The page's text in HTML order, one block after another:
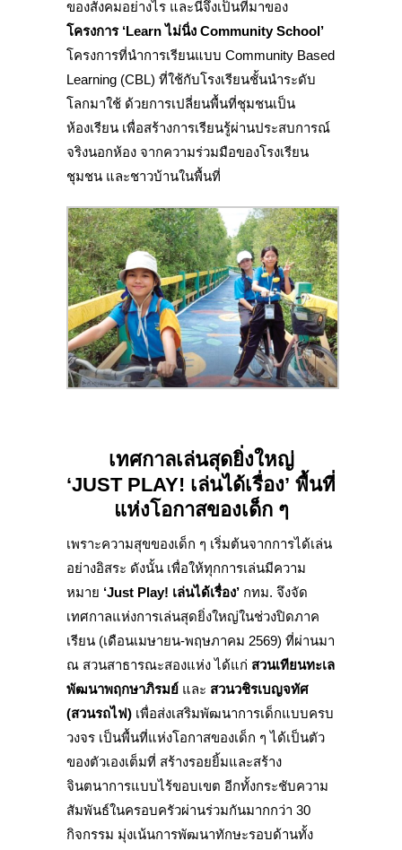
ของสังคมอย่างไร และนี่จึงเป็นที่มาของ
โครงการ ‘Learn ไม่นิ่ง Community School’
โครงการที่นำการเรียนแบบ Community Based
Learning (CBL) ที่ใช้กับโรงเรียนชั้นนำระดับ
โลกมาใช้ ด้วยการเปลี่ยนพื้นที่ชุมชนเป็น
ห้องเรียน เพื่อสร้างการเรียนรู้ผ่านประสบการณ์
จริงนอกห้อง จากความร่วมมือของโรงเรียน
ชุมชน และชาวบ้านในพื้นที่
เทศกาลเล่นสุดยิ่งใหญ่
‘JUST PLAY! เล่นได้เรื่อง’ พื้นที่
แห่งโอกาสของเด็ก ๆ
เพราะความสุขของเด็ก ๆ เริ่มต้นจากการได้เล่น
อย่างอิสระ ดังนั้น เพื่อให้ทุกการเล่นมีความ
หมาย ‘Just Play! เล่นได้เรื่อง’ กทม. จึงจัด
เทศกาลแห่งการเล่นสุดยิ่งใหญ่ในช่วงปิดภาค
เรียน (เดือนเมษายน-พฤษภาคม 2569) ที่ผ่านมา
ณ สวนสาธารณะสองแห่ง ได้แก่ สวนเทียนทะเล
พัฒนาพฤกษาภิรมย์ และ สวนวชิรเบญจทัศ
(สวนรถไฟ) เพื่อส่งเสริมพัฒนาการเด็กแบบครบ
วงจร เป็นพื้นที่แห่งโอกาสของเด็ก ๆ ได้เป็นตัว
ของตัวเองเต็มที่ สร้างรอยยิ้มและสร้าง
จินตนาการแบบไร้ขอบเขต อีกทั้งกระชับความ
สัมพันธ์ในครอบครัวผ่านร่วมกันมากกว่า 30
กิจกรรม มุ่งเน้นการพัฒนาทักษะรอบด้านทั้ง